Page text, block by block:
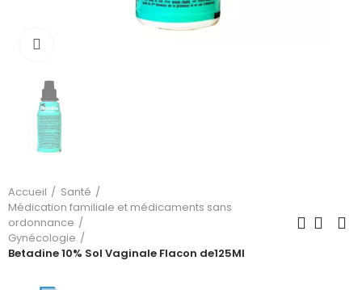
Accueil
Santé
Médication familiale et médicaments sans
ordonnance
Gynécologie
Betadine 10% Sol Vaginale Flacon de125Ml